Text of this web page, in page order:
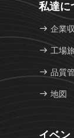
私達に
企業
工場
品質
地図
イベン